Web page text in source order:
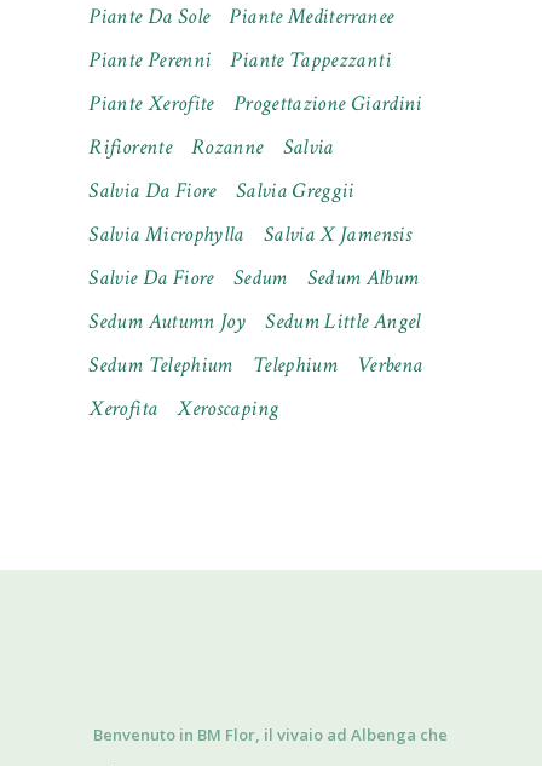
Piante Da Sole
Piante Mediterranee
Piante Perenni
Piante Tappezzanti
Piante Xerofite
Progettazione Giardini
Rifiorente
Rozanne
Salvia
Salvia Da Fiore
Salvia Greggii
Salvia Microphylla
Salvia X Jamensis
Salvie Da Fiore
Sedum
Sedum Album
Sedum Autumn Joy
Sedum Little Angel
Sedum Telephium
Telephium
Verbena
Xerofita
Xeroscaping
Benvenuto in BM Flor, il vivaio ad Albenga che